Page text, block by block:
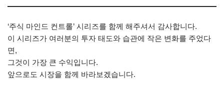
‘주식 마인드 컨트롤’ 시리즈를 함께 해주셔서 감사합니다.
이 시리즈가 여러분의 투자 태도와 습관에 작은 변화를 주었다
면,
그것이 가장 큰 수익입니다.
앞으로도 시장을 함께 바라보겠습니다.